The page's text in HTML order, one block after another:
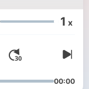
Volume 1 x
00:00